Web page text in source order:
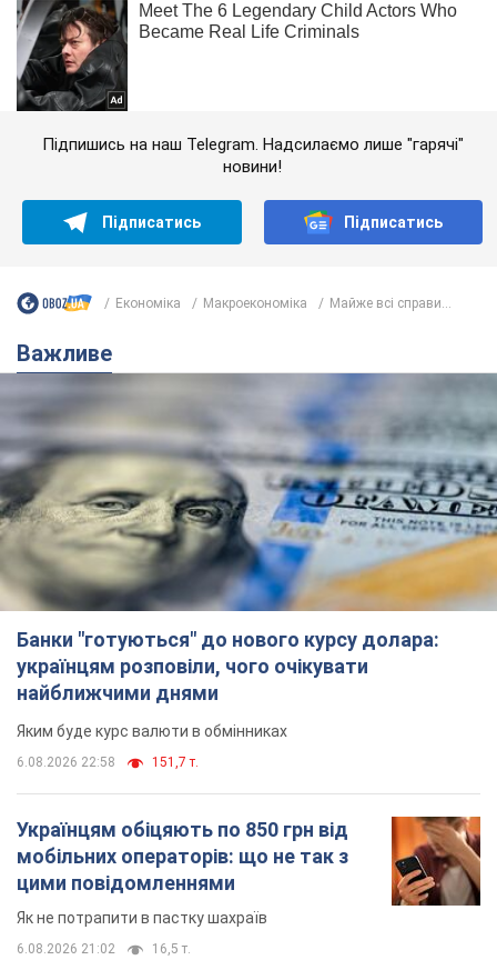
Підпишись на наш Telegram. Надсилаємо лише "гарячі"
новини!
Підписатись Підписатись
Економіка Mакроекономіка Майже всі справи...
Важливе
Банки "готуються" до нового курсу долара:
українцям розповіли, чого очікувати
найближчими днями
Яким буде курс валюти в обмінниках
6.08.2026 22:58 151,7 т.
Українцям обіцяють по 850 грн від
мобільних операторів: що не так з
цими повідомленнями
Як не потрапити в пастку шахраїв
6.08.2026 21:02 16,5 т.